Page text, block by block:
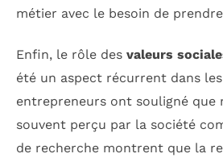
métier avec le besoin de
Enfin, le rôle des valeurs
été un aspect récurrent dans
entrepreneurs ont souligné que
souvent perçu par la société
de recherche montrent que la